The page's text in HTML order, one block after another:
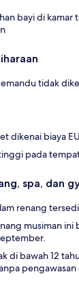
bayi di kamar
tidak
dikenai biaya
pada
spa, dan
renang
musiman ini
di bawah 12
pengawasan